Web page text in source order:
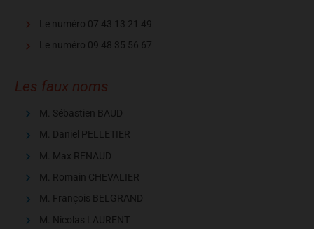
Le numéro 07 43 13 21 49
Le numéro 09 48 35 56 67
Les faux noms
M. Sébastien BAUD
M. Daniel PELLETIER
M. Max RENAUD
M. Romain CHEVALIER
M. François BELGRAND
M. Nicolas LAURENT